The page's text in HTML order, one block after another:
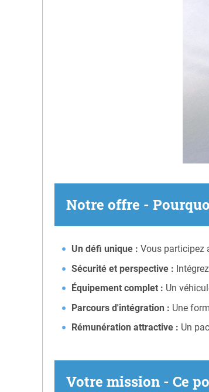
Notre offre -
Un défi unique : Vous participez
Sécurité et perspective :
Équipement complet : Un
Parcours d'intégration : Une
Rémunération attractive : Un
Votre mission - Ce